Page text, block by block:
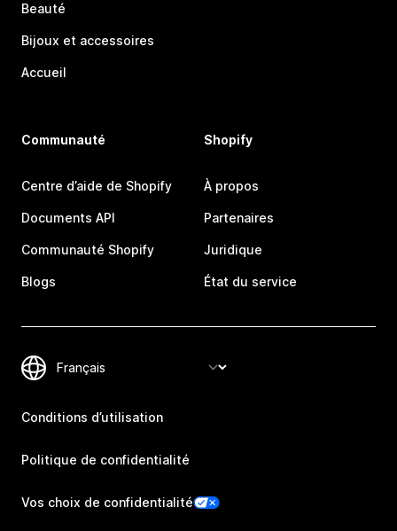
Beauté
Bijoux et accessoires
Accueil
Communauté
Centre d’aide de Shopify
Documents API
Communauté Shopify
Blogs
Shopify
À propos
Partenaires
Juridique
État du service
Conditions d’utilisation
Politique de confidentialité
Vos choix de confidentialité